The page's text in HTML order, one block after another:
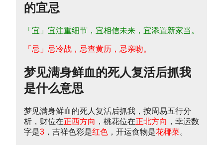
的宜忌
「宜」宜注重细节，宜相信未来，宜添置新家当。
「忌」忌冷战，忌查黄历，忌亲吻。
梦见满身鲜血的死人复活后抓我
是什么意思
梦见满身鲜血的死人复活后抓我，按周易五行分
析，财位在正西方向 ，桃花位在正北方向 ，幸运数
字是3 ，吉祥色彩是红色 ，开运食物是花椰菜。